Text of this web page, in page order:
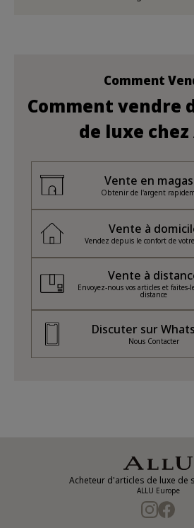
Comment
Comment vendre
de luxe chez
Vente en
Obtenir de l'argent
Vente à
Vendez depuis le confort de
Vente à
Envoyez-nous vos articles et faites-
distance
Discuter sur
Nous Contacter
Acheteur d'articles de luxe de
ALLU Europe